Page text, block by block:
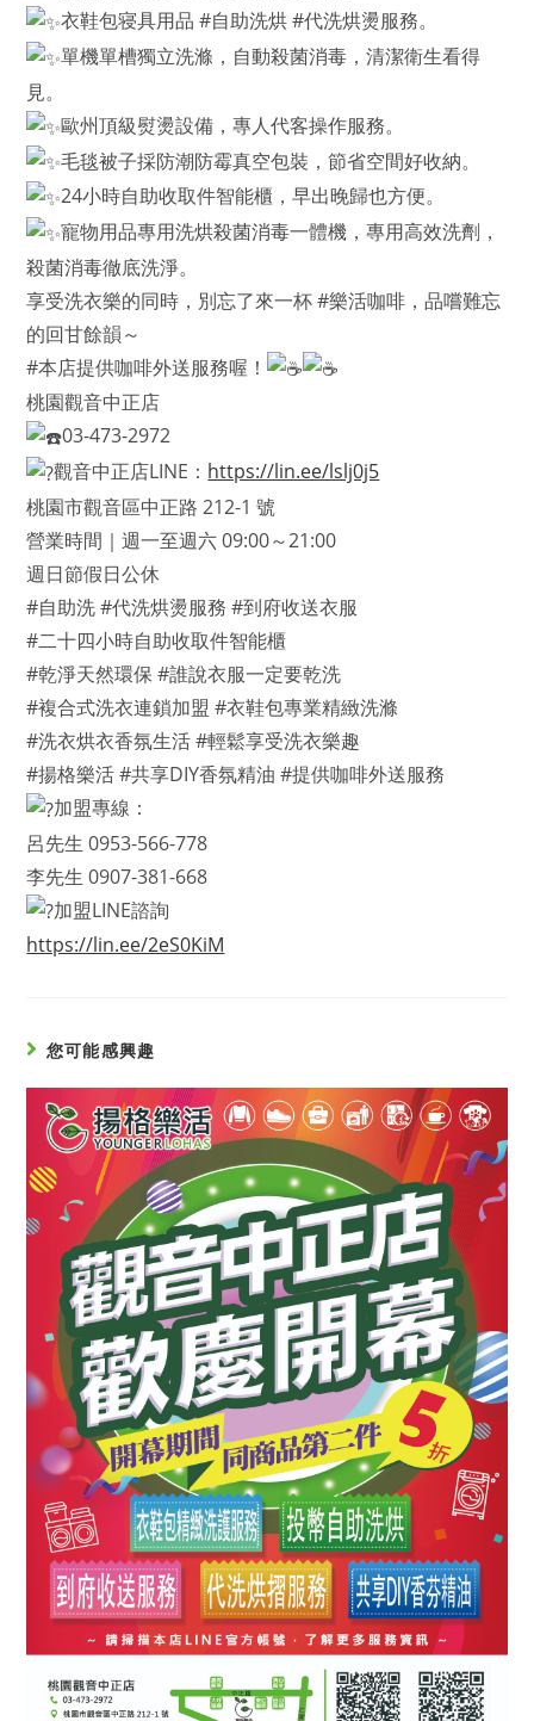
衣鞋包寝具用品 #自助洗烘 #代洗烘燙服務。
單機單槽獨立洗滌，自動殺菌消毒，清潔衛生看得
見。
歐州頂級熨燙設備，專人代客操作服務。
毛毯被子採防潮防霉真空包裝，節省空間好收納。
24小時自助收取件智能櫃，早出晚歸也方便。
寵物用品專用洗烘殺菌消毒一體機，專用高效洗劑，
殺菌消毒徹底洗淨。
享受洗衣樂的同時，別忘了來一杯 #樂活咖啡，品嚐難忘
的回甘餘韻～
#本店提供咖啡外送服務喔！
桃園觀音中正店
03-473-2972
觀音中正店LINE： https://lin.ee/lslj0j5
桃園市觀音區中正路 212-1 號
營業時間｜週一至週六 09:00～21:00
週日節假日公休
#自助洗 #代洗烘燙服務 #到府收送衣服
#二十四小時自助收取件智能櫃
#乾淨天然環保 #誰說衣服一定要乾洗
#複合式洗衣連鎖加盟 #衣鞋包專業精緻洗滌
#洗衣烘衣香氛生活 #輕鬆享受洗衣樂趣
#揚格樂活 #共享DIY香氛精油 #提供咖啡外送服務
加盟專線：
呂先生 0953-566-778
李先生 0907-381-668
加盟LINE諮詢
https://lin.ee/2eS0KiM
您可能感興趣